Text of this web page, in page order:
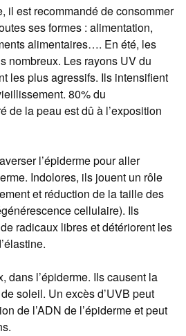
il est recommandé de consommer
ses formes : alimentation,
alimentaires…. En été, les
nombreux. Les rayons UV du
les plus agressifs. Ils intensifient
80% du
de la peau est dû à l’exposition
l’épiderme pour aller
Indolores, ils jouent un rôle
et réduction de la taille des
cellulaire). Ils
radicaux libres et détériorent les
dans l’épiderme. Ils causent la
soleil. Un excès d’UVB peut
de l’ADN de l’épiderme et peut